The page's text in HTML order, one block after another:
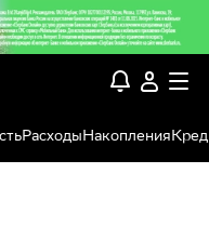
РасходыНакопления